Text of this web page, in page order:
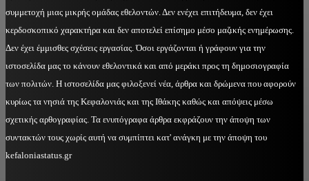
συμμετοχή μιας μικρής ομάδας εθελοντών. Δεν ενέχει επιτήδευμα, δεν έχει
κερδοσκοπικό χαρακτήρα και δεν αποτελεί επίσημο μέσο μαζικής ενημέρωσης.
Δεν έχει έμμισθες σχέσεις εργασίας. Όσοι εργάζονται ή γράφουν για την
ιστοσελίδα μας το κάνουν εθελοντικά και από μεράκι προς τη δημοσιογραφία
των πολιτών. Η ιστοσελίδα μας φιλοξενεί νέα, άρθρα και δρώμενα που αφορούν
κυρίως τα νησιά της Κεφαλονιάς και της Ιθάκης καθώς και απόψεις μέσω
σχετικής αρθογραφίας. Τα ενυπόγραφα άρθρα εκφράζουν την άποψη των
συντακτών τους χωρίς αυτή να συμπίπτει κατ' ανάγκη με την άποψη του
kefaloniastatus.gr